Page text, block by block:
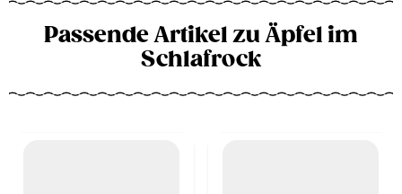
Passende Artikel zu Äpfel im
Schlafrock